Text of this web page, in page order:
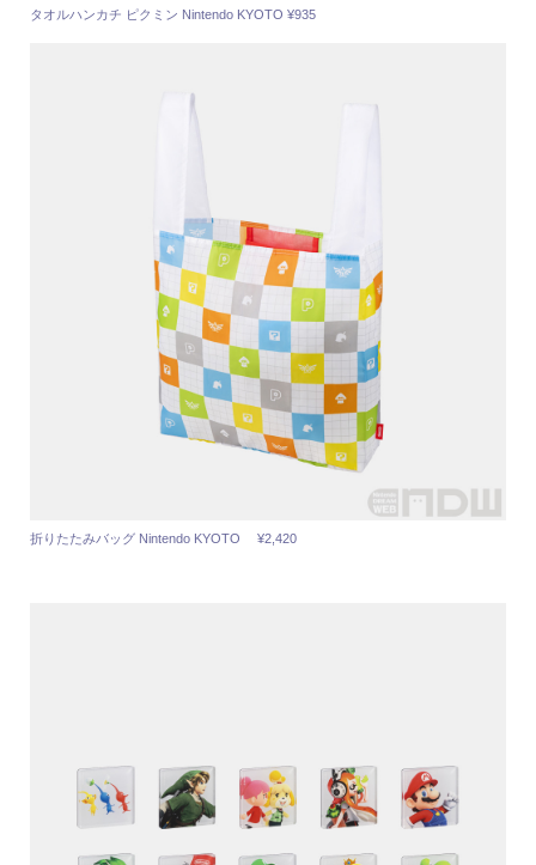
タオルハンカチ ピクミン Nintendo KYOTO ¥935
折りたたみバッグ Nintendo KYOTO ¥2,420